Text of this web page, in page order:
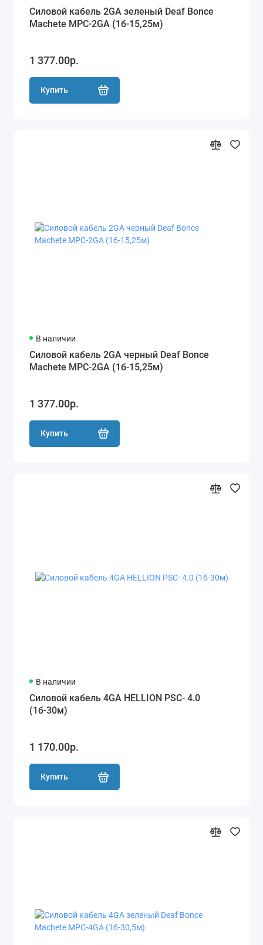
Силовой кабель 2GA зеленый Deaf Bonce
Machete MPC-2GA (1б-15,25м)
1 377.00р.
Купить
В наличии
Силовой кабель 2GA черный Deaf Bonce
Machete MPC-2GA (1б-15,25м)
1 377.00р.
Купить
В наличии
Силовой кабель 4GA HELLION PSC- 4.0
(1б-30м)
1 170.00р.
Купить